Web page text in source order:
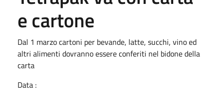
e cartone
Dal 1 marzo cartoni per bevande, latte, succhi, vino ed
altri alimenti dovranno essere conferiti nel bidone della
carta
Data :